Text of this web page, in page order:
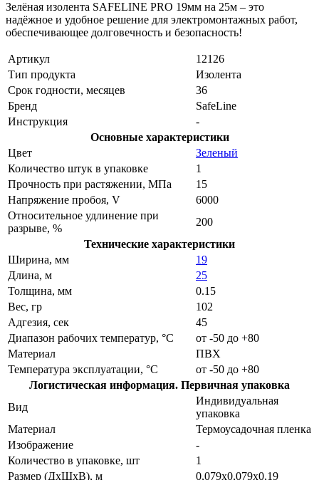
Зелёная изолента SAFELINE PRO 19мм на 25м – это
надёжное и удобное решение для электромонтажных работ,
обеспечивающее долговечность и безопасность!
Артикул
12126
Тип продукта
Изолента
Срок годности, месяцев
36
Бренд
SafeLine
Инструкция
-
Основные характеристики
Цвет
Зеленый
Количество штук в упаковке
1
Прочность при растяжении, МПа
15
Напряжение пробоя, V
6000
Относительное удлинение при
разрыве, %
200
Технические характеристики
Ширина, мм
19
Длина, м
25
Толщина, мм
0.15
Вес, гр
102
Адгезия, сек
45
Диапазон рабочих температур, °С
от -50 до +80
Материал
ПВХ
Температура эксплуатации, °С
от -50 до +80
Логистическая информация. Первичная упаковка
Вид
Индивидуальная
упаковка
Материал
Термоусадочная пленка
Изображение
-
Количество в упаковке, шт
1
Размер (ДхШхВ), м
0,079х0,079х0,19